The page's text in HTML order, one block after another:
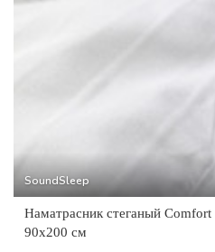
SoundSleep
Наматрасник стеганый
90х200 см